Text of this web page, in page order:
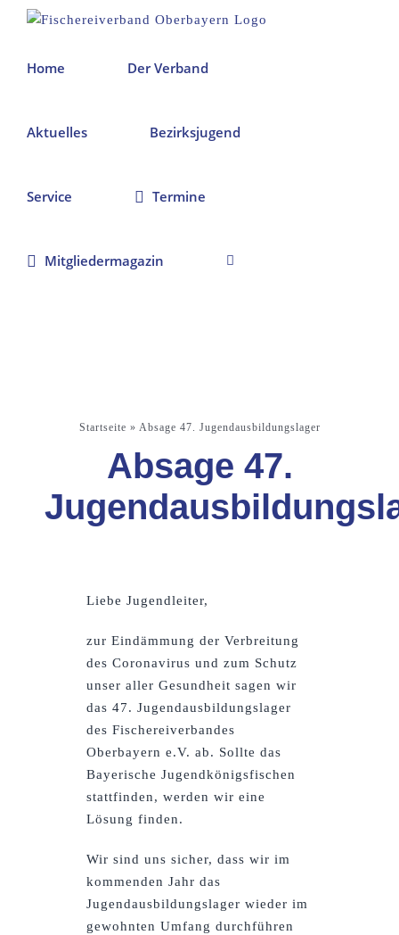
Zum
Home Der Verband
Aktuelles Bezirksjugend
Service Termine
Mitgliedermagazin
Startseite » Absage 47. Jugendausbildungslager
Absage 47.
Liebe Jugendleiter,
zur Eindämmung der Verbreitung
des Coronavirus und zum Schutz
unser aller Gesundheit sagen wir
das 47. Jugendausbildungslager
des Fischereiverbandes
Oberbayern e.V. ab. Sollte das
Bayerische Jugendkönigsfischen
stattfinden, werden wir eine
Lösung finden.
Wir sind uns sicher, dass wir im
kommenden Jahr das
Jugendausbildungslager wieder im
gewohnten Umfang durchführen